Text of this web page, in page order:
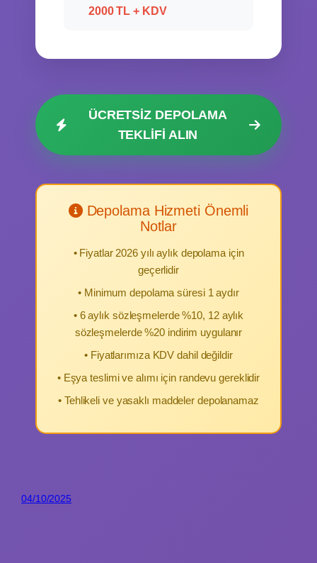
2000 TL + KDV
ÜCRETSİZ DEPOLAMA
TEKLİFİ ALIN
Depolama Hizmeti Önemli
Notlar
• Fiyatlar 2026 yılı aylık depolama için
geçerlidir
• Minimum depolama süresi 1 aydır
• 6 aylık sözleşmelerde %10, 12 aylık
sözleşmelerde %20 indirim uygulanır
• Fiyatlarımıza KDV dahil değildir
• Eşya teslimi ve alımı için randevu gereklidir
• Tehlikeli ve yasaklı maddeler depolanamaz
04/10/2025